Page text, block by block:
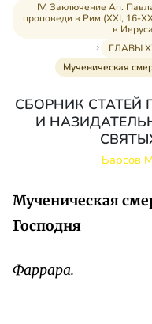
IV. Заключение Ап.
проповеди в Рим (XXI, 16-
в
ГЛАВЫ
Мученическая
СБОРНИК СТАТЕЙ
И
Барсов
Мученическая
Господня
Фаррара.